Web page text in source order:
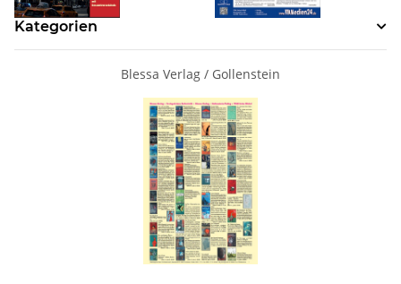
Kategorien
Blessa Verlag / Gollenstein